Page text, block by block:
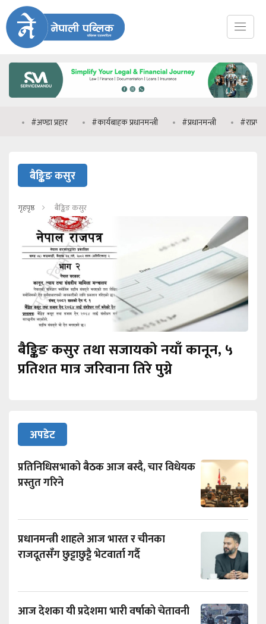
#अण्डा प्रहार #कार्यबाहक प्रधानमन्त्री #प्रधानमन्त्री #राप्रपा
बैङ्किङ कसुर
गृहपृष्ठ बैङ्किङ कसुर
बैङ्किङ कसुर तथा सजायको नयाँ कानून, ५
प्रतिशत मात्र जरिवाना तिरे पुग्ने
अपडेट
प्रतिनिधिसभाको बैठक आज बस्दै, चार विधेयक
प्रस्तुत गरिने
प्रधानमन्त्री शाहले आज भारत र चीनका
राजदूतसँग छुट्टाछुट्टै भेटवार्ता गर्दै
आज देशका यी प्रदेशमा भारी वर्षाको चेतावनी